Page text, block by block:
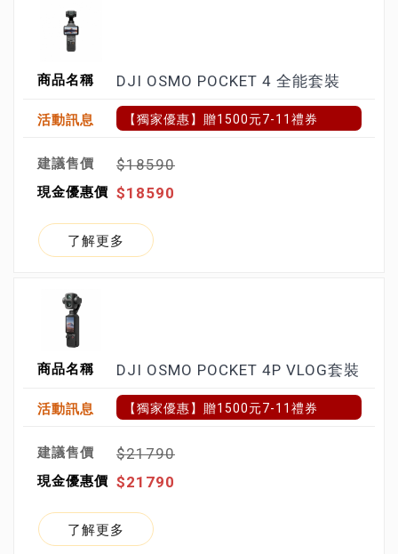
DJI OSMO POCKET 4 全能套裝
【獨家優惠】贈1500元7-11禮券
$18590
$18590
了解更多
DJI OSMO POCKET 4P VLOG套裝
【獨家優惠】贈1500元7-11禮券
$21790
$21790
了解更多